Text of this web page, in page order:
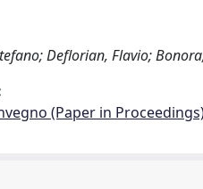
Deflorian, Flavio;
(Paper in